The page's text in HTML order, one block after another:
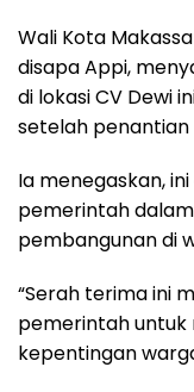
Wali Kota
disapa Appi,
di lokasi CV Dewi
setelah penantian
Ia menegaskan,
pemerintah
pembangunan di
“Serah terima ini
pemerintah untuk
kepentingan